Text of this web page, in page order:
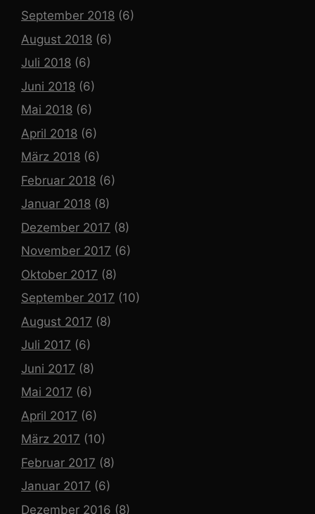
September 2018 (6)
August 2018 (6)
Juli 2018 (6)
Juni 2018 (6)
Mai 2018 (6)
April 2018 (6)
März 2018 (6)
Februar 2018 (6)
Januar 2018 (8)
Dezember 2017 (8)
November 2017 (6)
Oktober 2017 (8)
September 2017 (10)
August 2017 (8)
Juli 2017 (6)
Juni 2017 (8)
Mai 2017 (6)
April 2017 (6)
März 2017 (10)
Februar 2017 (8)
Januar 2017 (6)
Dezember 2016 (8)